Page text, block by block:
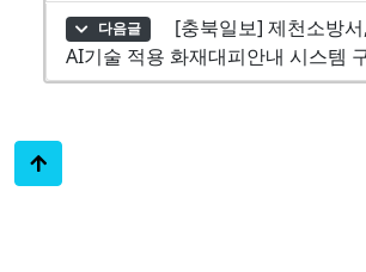
다음글
[충북일보] 제천소방
AI기술 적용 화재대피안내 시스템